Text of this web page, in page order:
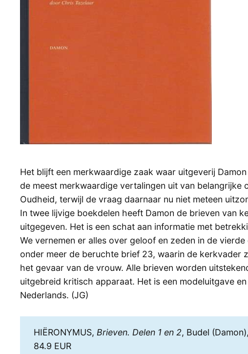
Het blijft een merkwaardige zaak waar uitgeverij
de meest merkwaardige vertalingen uit van belangrijke
Oudheid, terwijl de vraag daarnaar nu niet meteen
In twee lijvige boekdelen heeft Damon de brieven van
uitgegeven. Het is een schat aan informatie met
We vernemen er alles over geloof en zeden in de
onder meer de beruchte brief 23, waarin de kerkvader
het gevaar van de vrouw. Alle brieven worden
uitgebreid kritisch apparaat. Het is een modeluitgave
Nederlands. (JG)
HIËRONYMUS, Brieven. Delen 1 en 2, Budel
84.9 EUR